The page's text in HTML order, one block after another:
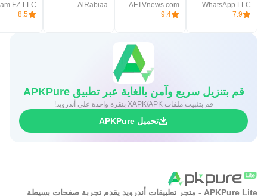
WhatsApp LLC
7.9
AFTVnews.com
9.4
AlRabiaa
FZ-LLC
8.5
قم بتنزيل سريع وآمن بالغاية عبر تطبيق APKPure
قم بتثبيت ملفات XAPK/APK بنقرة واحدة على أندرويد!
تحميل APKPure
APKPure Lite - متجر تطبيقات أندرويد يقدم تجربة صفحات بسيطة